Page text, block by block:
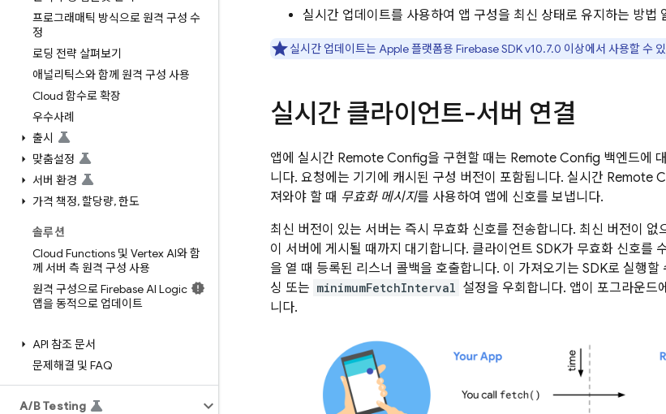
프로그래매틱 방식으로 원격 구성 수
정
로딩 전략 살펴보기
애널리틱스와 함께 원격 구성 사용
Cloud 함수로 확장
우수사례
출시
맞춤설정
서버 환경
가격 책정,할당량,한도
솔루션
Cloud Functions 및 Vertex AI와 함
께 서버 측 원격 구성 사용
원격 구성으로 Firebase AI Logic
앱을 동적으로 업데이트
API 참조 문서
문제해결 및 FAQ
A/B Testing
실시간 업데이트를 사용하여 앱 구성을 최신 상태로 유지하는 방법
실시간 업데이트는Apple플랫폼용 FirebaseSDK v10.7.0 이상에서 사용할 수
실시간 클라이언트-서버 연결
앱에 실시간 Remote Config을 구현할 때는 Remote Config 백엔드에
니다. 요청에는 기기에 캐시된 구성 버전이 포함됩니다. 실시간 Remote
져와야 할 때 무효화 메시지를 사용하여 앱에 신호를 보냅니다.
최신 버전이 있는 서버는 즉시 무효화 신호를 전송합니다. 최신 버전이
이 서버에 게시될 때까지 대기합니다. 클라이언트 SDK가 무효화 신호를
을 열 때 등록된 리스너 콜백을 호출합니다. 이 가져오기는 SDK로 실행
싱 또는 minimumFetchInterval 설정을 우회합니다. 앱이 포그라운드
니다.